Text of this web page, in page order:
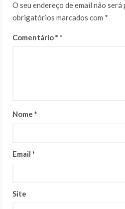
O seu endereço de email não será
obrigatórios marcados com *
Comentário*
Nome *
Email *
Site